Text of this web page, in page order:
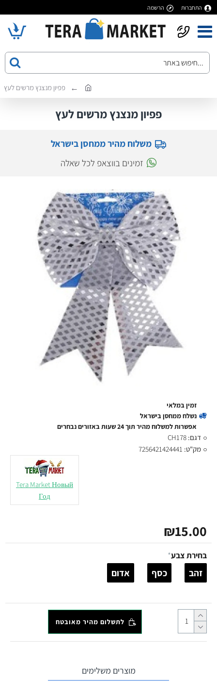
התחברות הרשמה
פפיון מנצנץ מרשים לעץ
פפיון מנצנץ מרשים לעץ
משלוח מהיר ממחסן בישראל
זמינים בווצאפ לכל שאלה
₪15.00
זמין במלאי
נשלח ממחסן בישראל
אפשרות למשלוח מהיר תוך 24 שעות באזורים נבחרים
דגם: CH178
מק"ט: 7256421424441
Tera Market Новый
Год
בחירת צבע
זהב כסף אדום
לתשלום מהיר מאובטח
מוצרים משלימים